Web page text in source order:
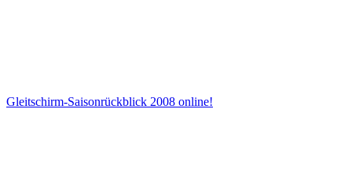
Gleitschirm-Saisonrückblick 2008 online!